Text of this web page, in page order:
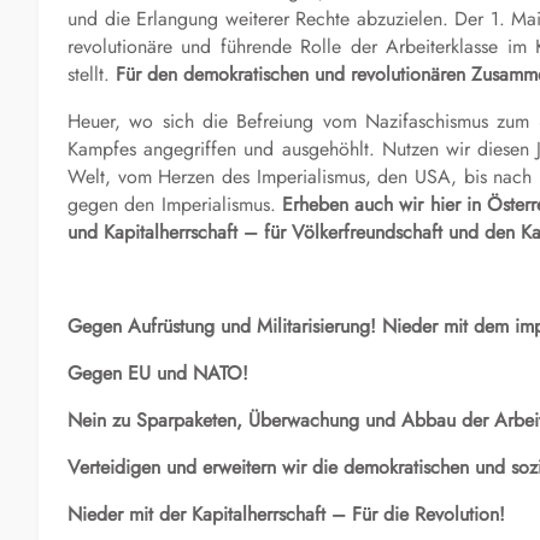
und die Erlangung weiterer Rechte abzuzielen. Der 1.
revolutionäre und führende Rolle der Arbeiterklasse
stellt. Für den demokratischen und revolutionären
Heuer, wo sich die Befreiung vom Nazifaschismus
Kampfes angegriffen und ausgehöhlt. Nutzen wir
Welt, vom Herzen des Imperialismus, den USA, bis
gegen den Imperialismus. Erheben auch wir hier in
und Kapitalherrschaft – für Völkerfreundschaft und den
Gegen Aufrüstung und Militarisierung! Nieder mit dem
Gegen EU und NATO!
Nein zu Sparpaketen, Überwachung und Abbau der
Verteidigen und erweitern wir die demokratischen und
Nieder mit der Kapitalherrschaft – Für die Revolution!